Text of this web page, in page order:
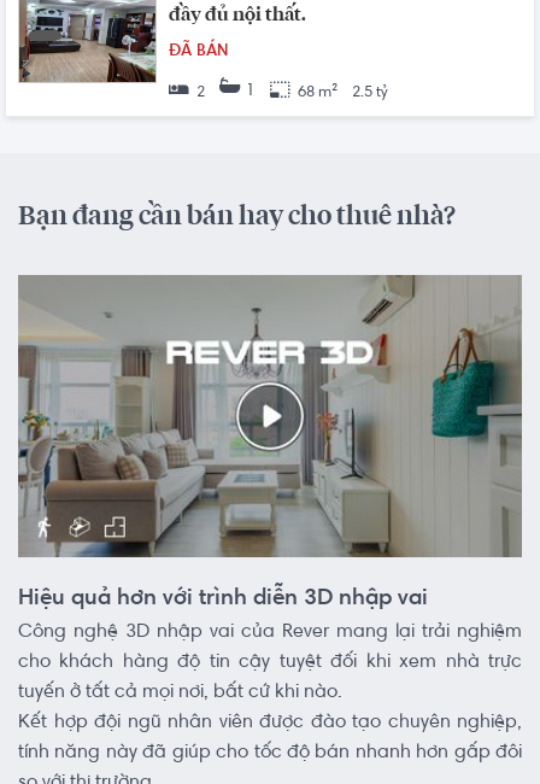
đầy đủ nội thất.
ĐÃ BÁN
2 1 68 m² 2.5 tỷ
Bạn đang cần bán hay cho thuê nhà?
Hiệu quả hơn với trình diễn 3D nhập vai
Công nghệ 3D nhập vai của Rever mang lại trải nghiệm
cho khách hàng độ tin cậy tuyệt đối khi xem nhà trực
tuyến ở tất cả mọi nơi, bất cứ khi nào.
Kết hợp đội ngũ nhân viên được đào tạo chuyên nghiệp,
tính năng này đã giúp cho tốc độ bán nhanh hơn gấp đôi